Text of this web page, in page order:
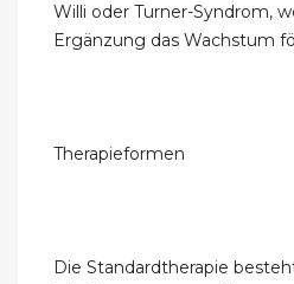
Willi oder Turner-Syndrom,
Ergänzung das Wachstum
Therapieformen
Die Standardtherapie